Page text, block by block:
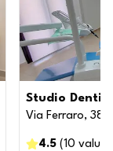
Studio
Via Ferraro, 38
4.5 (10